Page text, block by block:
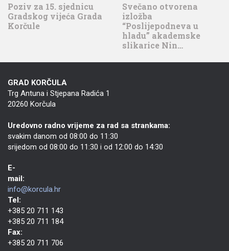
Poziv za 15. sjednicu
Gradskog vijeća Grada
Korčule
Svečano otvorena
izložba
“Poslijepodneva u
hladu” akademske
slikarice Nin…
GRAD KORČULA
Trg Antuna i Stjepana Radića 1
20260 Korčula
Uredovno radno vrijeme za rad sa strankama:
svakim danom od 08:00 do 11:30
srijedom od 08:00 do 11:30 i od 12:00 do 14:30
E-
mail:
info@korcula.hr
Tel:
+385 20 711 143
+385 20 711 184
Fax:
+385 20 711 706